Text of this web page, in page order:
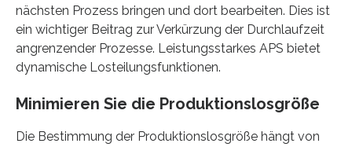
nächsten Prozess bringen und dort bearbeiten. Dies ist
ein wichtiger Beitrag zur Verkürzung der Durchlaufzeit
angrenzender Prozesse. Leistungsstarkes APS bietet
dynamische Losteilungsfunktionen.
Minimieren Sie die Produktionslosgröße
Die Bestimmung der Produktionslosgröße hängt von